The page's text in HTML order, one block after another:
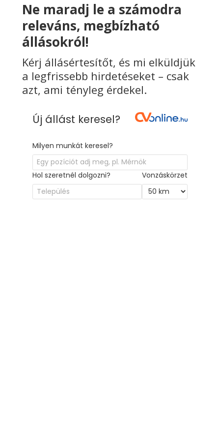
Ne maradj le a számodra
releváns, megbízható
állásokról!
Kérj állásértesítőt, és mi elküldjük
a legfrissebb hirdetéseket – csak
azt, ami tényleg érdekel.